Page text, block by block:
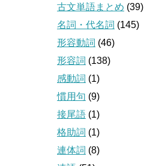
古文単語まとめ (39)
名詞・代名詞 (145)
形容動詞 (46)
形容詞 (138)
感動詞 (1)
慣用句 (9)
接尾語 (1)
格助詞 (1)
連体詞 (8)